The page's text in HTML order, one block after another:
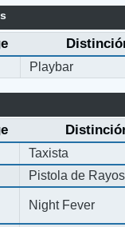
Playbar
Taxista
Pistola de Rayos
Night Fever